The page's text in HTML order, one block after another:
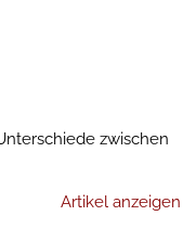
zwischen
Artikel anzeigen